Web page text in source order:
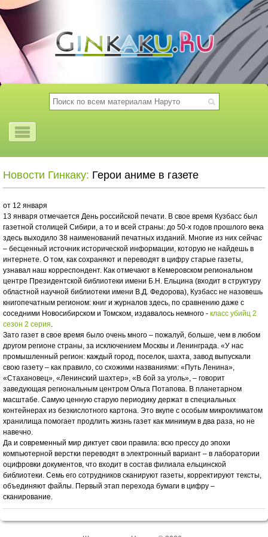
Новости Гинкаку: Герои аниме в газете
от 12 января
13 января отмечается День российской печати. В свое время Кузбасс был
газетной столицей Сибири, а то и всей страны: до 50-х годов прошлого века
здесь выходило 38 наименований печатных изданий. Многие из них сейчас
– бесценный источник исторической информации, которую не найдешь в
интернете. О том, как сохраняют и переводят в цифру старые газеты,
узнавал наш корреспондент. Как отмечают в Кемеровском региональном
центре Президентской библиотеки имени Б.Н. Ельцина (входит в структуру
областной научной библиотеки имени В.Д. Федорова), Кузбасс не назовешь
книгопечатным регионом: книг и журналов здесь, по сравнению даже с
соседними Новосибирском и Томском, издавалось немного - класс убийц 2
сезон 2 серия.
Зато газет в свое время было очень много – пожалуй, больше, чем в любом
другом регионе страны, за исключением Москвы и Ленинграда. «У нас
промышленный регион: каждый город, поселок, шахта, завод выпускали
свою газету – как правило, со схожими названиями: «Путь Ленина»,
«Стахановец», «Ленинский шахтер», «В бой за уголь», – говорит
заведующая региональным центром Ольга Потапова. В планетарном
масштабе. Самую ценную старую периодику держат в специальных
контейнерах из безкислотного картона. Это вкупе с особым микроклиматом
хранилища помогает продлить жизнь газет как минимум в два раза, но не
навечно.
Да и современный мир диктует свои правила: всю прессу до эпохи
компьютерной верстки переводят в электронный вариант – в лаборатории
оцифровки документов, что входит в состав филиала ельцинской
библиотеки. Семь его сотрудников сканируют газеты, корректируют тексты,
объединяют файлы. Первый этап перехода бумаги в цифру –
сканирование.